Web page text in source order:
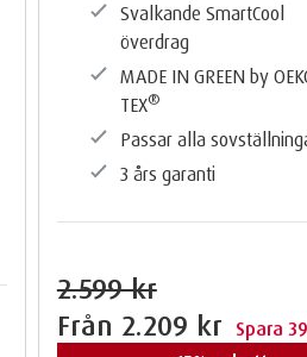
Svalkande SmartCool
överdrag
MADE IN GREEN by
TEX®
Passar alla
3 års garanti
2.599 kr
Från 2.209 kr
Spara